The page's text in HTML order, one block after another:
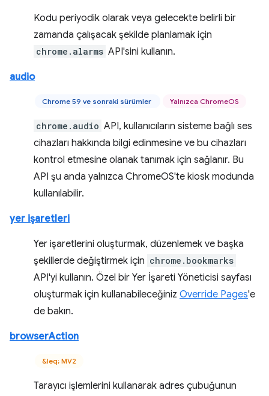
Kodu periyodik olarak veya gelecekte belirli bir
zamanda çalışacak şekilde planlamak için
chrome.alarms API'sini kullanın.
audio
Chrome 59 ve sonraki sürümler Yalnızca ChromeOS
chrome.audio API, kullanıcıların sisteme bağlı ses
cihazları hakkında bilgi edinmesine ve bu cihazları
kontrol etmesine olanak tanımak için sağlanır. Bu
API şu anda yalnızca ChromeOS'te kiosk modunda
kullanılabilir.
yer işaretleri
Yer işaretlerini oluşturmak, düzenlemek ve başka
şekillerde değiştirmek için chrome.bookmarks
API'yi kullanın. Özel bir Yer İşareti Yöneticisi sayfası
oluşturmak için kullanabileceğiniz Override Pages'e
de bakın.
browserAction
&leq; MV2
Tarayıcı işlemlerini kullanarak adres çubuğunun